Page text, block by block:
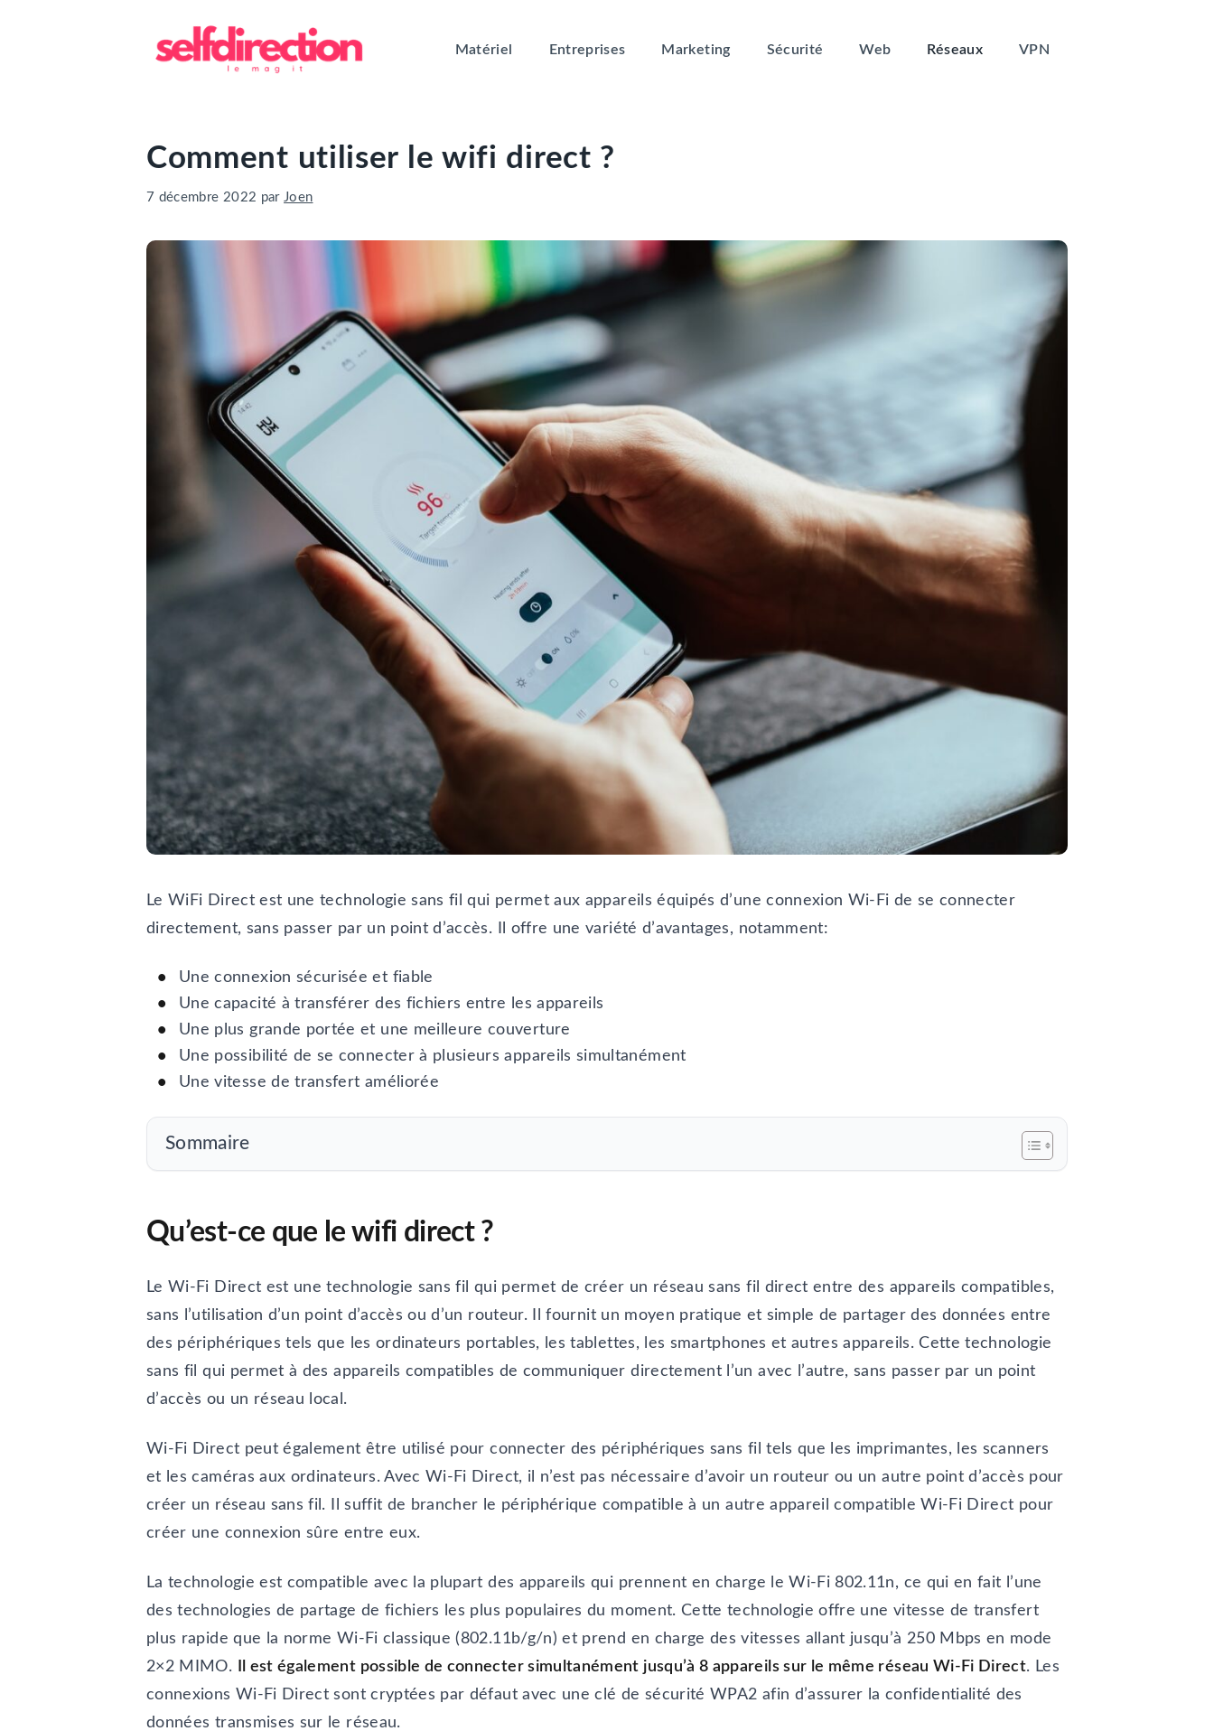
Matériel Entreprises Marketing Sécurité Web Réseaux VPN
Comment utiliser le wifi direct ?
7 décembre 2022 parJoen
Le WiFi Direct est une technologie sans fil qui permet aux appareils équipés d’une connexion Wi-Fi de se connecter
directement, sans passer par un point d’accès. Il offre une variété d’avantages, notamment:
Une connexion sécurisée et fiable
Une capacité à transférer des fichiers entre les appareils
Une plus grande portée et une meilleure couverture
Une possibilité de se connecter à plusieurs appareils simultanément
Une vitesse de transfert améliorée
Sommaire
Qu’est-ce que le wifi direct ?
Le Wi-Fi Direct est une technologie sans fil qui permet de créer un réseau sans fil direct entre des appareils compatibles,
sans l’utilisation d’un point d’accès ou d’un routeur. Il fournit un moyen pratique et simple de partager des données entre
des périphériques tels que les ordinateurs portables, les tablettes, les smartphones et autres appareils. Cette technologie
sans fil qui permet à des appareils compatibles de communiquer directement l’un avec l’autre, sans passer par un point
d’accès ou un réseau local.
Wi-Fi Direct peut également être utilisé pour connecter des périphériques sans fil tels que les imprimantes, les scanners
et les caméras aux ordinateurs. Avec Wi-Fi Direct, il n’est pas nécessaire d’avoir un routeur ou un autre point d’accès pour
créer un réseau sans fil. Il suffit de brancher le périphérique compatible à un autre appareil compatible Wi-Fi Direct pour
créer une connexion sûre entre eux.
La technologie est compatible avec la plupart des appareils qui prennent en charge le Wi-Fi 802.11n, ce qui en fait l’une
des technologies de partage de fichiers les plus populaires du moment. Cette technologie offre une vitesse de transfert
plus rapide que la norme Wi-Fi classique (802.11b/g/n) et prend en charge des vitesses allant jusqu’à 250 Mbps en mode
2×2 MIMO.
Il est également possible de connecter simultanément jusqu’à 8 appareils sur le même réseau Wi-Fi Direct. Les
connexions Wi-Fi Direct sont cryptées par défaut avec une clé de sécurité WPA2 afin d’assurer la confidentialité des
données transmises sur le réseau.